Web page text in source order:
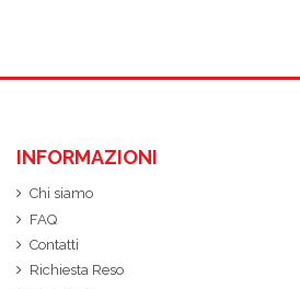
INFORMAZIONI
Chi siamo
FAQ
Contatti
Richiesta Reso